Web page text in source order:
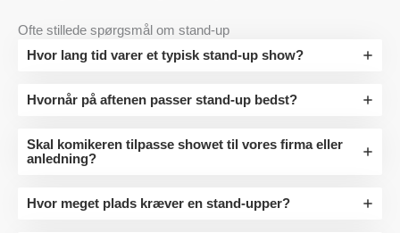
Ofte stillede spørgsmål om stand-up
Hvor lang tid varer et typisk stand-up show?
Hvornår på aftenen passer stand-up bedst?
Skal komikeren tilpasse showet til vores firma eller
anledning?
Hvor meget plads kræver en stand-upper?